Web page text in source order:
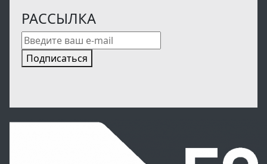
РАССЫЛКА
Подписаться